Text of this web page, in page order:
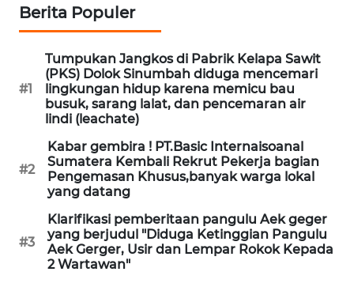
Berita Populer
#1
Tumpukan Jangkos di Pabrik Kelapa Sawit
(PKS) Dolok Sinumbah diduga mencemari
lingkungan hidup karena memicu bau
busuk, sarang lalat, dan pencemaran air
lindi (leachate)
#2
Kabar gembira ! PT.Basic Internaisoanal
Sumatera Kembali Rekrut Pekerja bagian
Pengemasan Khusus,banyak warga lokal
yang datang
#3
Klarifikasi pemberitaan pangulu Aek geger
yang berjudul "Diduga Ketinggian Pangulu
Aek Gerger, Usir dan Lempar Rokok Kepada
2 Wartawan"
JURNAL
MARITIM
HUMBANG
NEWS
GARONGGANG
NEWS
FISUELRI
ENERGI
NEWS